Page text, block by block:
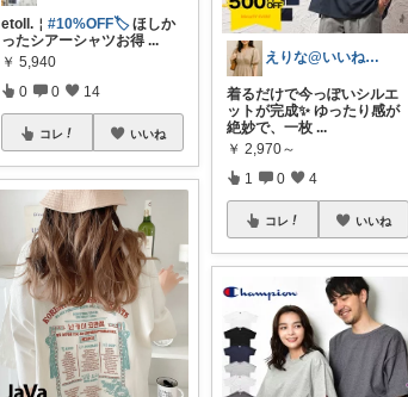
etoll.￤#10%OFF🏷️ほしか
ったシアーシャツお得 ...
￥ 5,940
0 0 14
コレ いいね
えりな@いいね100%バック💓
着るだけで今っぽいシルエ
ットが完成✨ ゆったり感が
絶妙で、一枚 ...
￥ 2,970～
1 0 4
コレ いいね